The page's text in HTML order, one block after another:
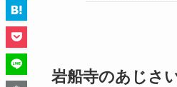
岩船寺のあじさ